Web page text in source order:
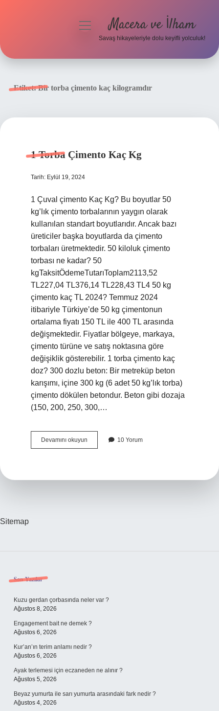
menüyüMacera ve İlham
Savaş hikayeleriyle dolu keyifli yolculuk!
Etiket:Bir torba çimento kaç kilogramdır
1 Torba Çimento Kaç Kg
Tarih: Eylül 19, 2024
1 Çuval çimento Kaç Kg? Bu boyutlar 50
kg’lık çimento torbalarının yaygın olarak
kullanılan standart boyutlarıdır. Ancak bazı
üreticiler başka boyutlarda da çimento
torbaları üretmektedir. 50 kiloluk çimento
torbası ne kadar? 50
kgTaksitÖdemeTutarıToplam2113,52
TL227,04 TL376,14 TL228,43 TL4 50 kg
çimento kaç TL 2024? Temmuz 2024
itibariyle Türkiye’de 50 kg çimentonun
ortalama fiyatı 150 TL ile 400 TL arasında
değişmektedir. Fiyatlar bölgeye, markaya,
çimento türüne ve satış noktasına göre
değişiklik gösterebilir. 1 torba çimento kaç
doz? 300 dozlu beton: Bir metreküp beton
karışımı, içine 300 kg (6 adet 50 kg’lık torba)
çimento dökülen betondur. Beton gibi dozaja
(150, 200, 250, 300,…
Devamını okuyun
Torba
10 Yorum
Sitemap
Sidebar
Son Yazılar
Kuzu gerdan çorbasında neler var ?
Ağustos 8, 2026
Engagement bait ne demek ?
Ağustos 6, 2026
Kur’an’ın terim anlamı nedir ?
Ağustos 6, 2026
Ayak terlemesi için eczaneden ne alınır ?
Ağustos 5, 2026
Beyaz yumurta ile sarı yumurta arasındaki fark nedir ?
Ağustos 4, 2026